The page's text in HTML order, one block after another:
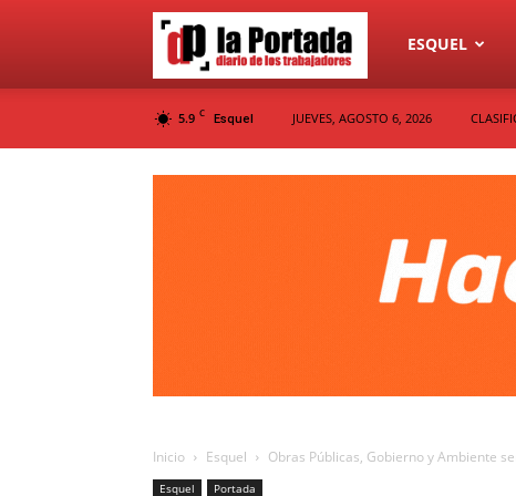
Diario
La
ESQUEL
5.9 C Esquel JUEVES, AGOSTO 6, 2026
Inicio Esquel Obras Públicas, Gobierno y Ambiente
Esquel Portada